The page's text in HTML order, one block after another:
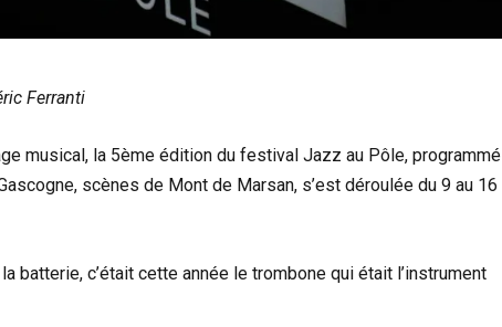
Ferranti
musical, la 5ème édition du festival Jazz au Pôle, programmé
scènes de Mont de Marsan, s’est déroulée du 9 au 16
batterie, c’était cette année le trombone qui était l’instrument